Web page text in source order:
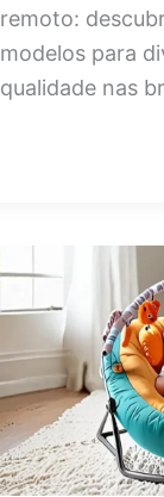
remoto:
modelos para
qualidade nas